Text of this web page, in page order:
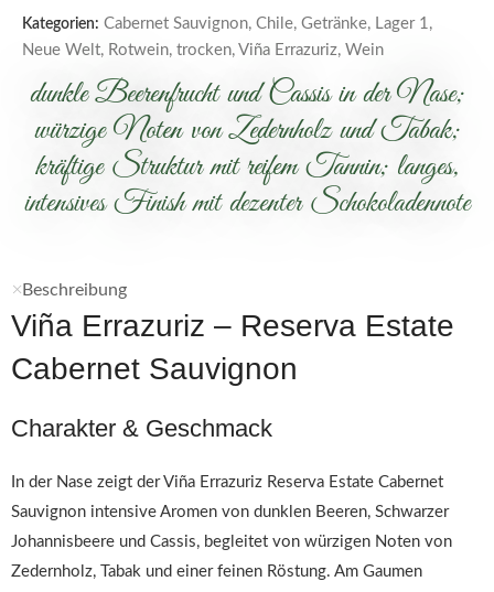
Kategorien: Cabernet Sauvignon, Chile, Getränke, Lager 1,
Neue Welt, Rotwein, trocken, Viña Errazuriz, Wein
dunkle Beerenfrucht und Cassis in der Nase;
würzige Noten von Zedernholz und Tabak;
kräftige Struktur mit reifem Tannin; langes,
intensives Finish mit dezenter Schokoladennote
Beschreibung
Viña Errazuriz – Reserva Estate
Cabernet Sauvignon
Charakter & Geschmack
In der Nase zeigt der Viña Errazuriz Reserva Estate Cabernet
Sauvignon intensive Aromen von dunklen Beeren, Schwarzer
Johannisbeere und Cassis, begleitet von würzigen Noten von
Zedernholz, Tabak und einer feinen Röstung. Am Gaumen